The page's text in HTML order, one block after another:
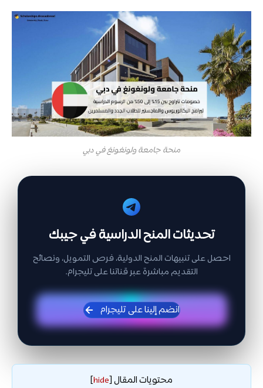
منحة جامعة ولونغونغ في دبي
تحديثات المنح الدراسية في جيبك
احصل على تنبيهات المنح الدولية، فرص التمويل، ونصائح
التقديم مباشرة عبر قناتنا على تليجرام.
انضم إلينا على تليجرام
محتويات المقال [
hide
]